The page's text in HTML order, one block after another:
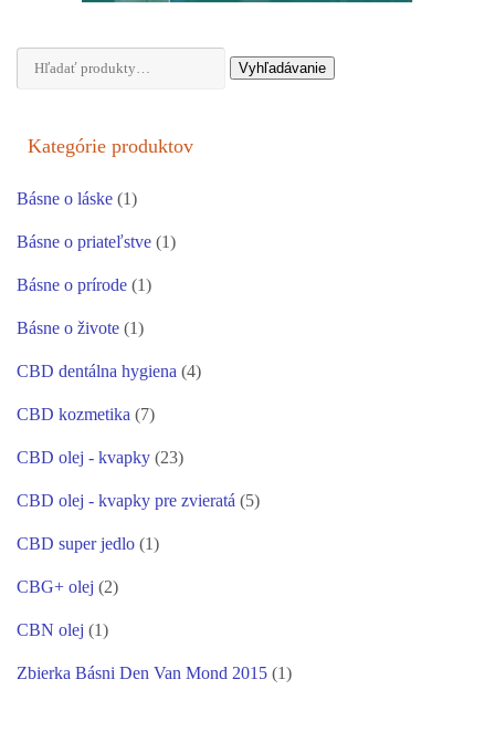
Hľadať: Vyhľadávanie
Kategórie produktov
Básne o láske (1)
Básne o priateľstve (1)
Básne o prírode (1)
Básne o živote (1)
CBD dentálna hygiena (4)
CBD kozmetika (7)
CBD olej - kvapky (23)
CBD olej - kvapky pre zvieratá (5)
CBD super jedlo (1)
CBG+ olej (2)
CBN olej (1)
Zbierka Básni Den Van Mond 2015 (1)